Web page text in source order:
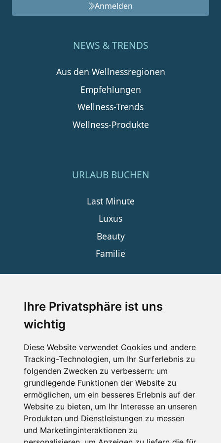
Ihre Privatsphäre ist uns
wichtig
Diese Website verwendet Cookies und andere
Tracking-Technologien, um Ihr Surferlebnis zu
folgenden Zwecken zu verbessern: um
grundlegende Funktionen der Website zu
ermöglichen, um ein besseres Erlebnis auf der
Website zu bieten, um Ihr Interesse an unseren
Produkten und Dienstleistungen zu messen
und Marketinginteraktionen zu
Anmelden
NEWS & TRENDS
Aus den Wellnessregionen
Empfehlungen
Wellness-Trends
Wellness-Produkte
URLAUB BUCHEN
Last Minute
Luxus
Beauty
Familie
SERVICE
Datenschutz
Nutzungsbedingungen
Kontakt
WEITERE PORTALE